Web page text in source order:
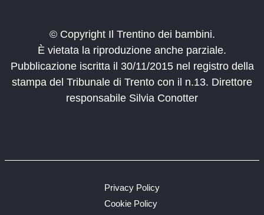
© Copyright Il Trentino dei bambini.
È vietata la riproduzione anche parziale.
Pubblicazione iscritta il 30/11/2015 nel registro della
stampa del Tribunale di Trento con il n.13. Direttore
responsabile Silvia Conotter
Privacy Policy
Cookie Policy